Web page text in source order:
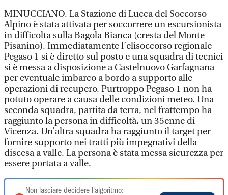
MINUCCIANO. La Stazione di Lucca del Soccorso
Alpino è stata attivata per soccorrere un escursionista
in difficolta sulla Bagola Bianca (cresta del Monte
Pisanino). Immediatamente l’elisoccorso regionale
Pegaso 1 si è diretto sul posto e una squadra di tecnici
si è messa a disposizione a Castelnuovo Garfagnana
per eventuale imbarco a bordo a supporto alle
operazioni di recupero. Purtroppo Pegaso 1 non ha
potuto operare a causa delle condizioni meteo. Una
seconda squadra, partita da terra, nel frattempo ha
raggiunto la persona in difficoltà, un 35enne di
Vicenza. Un’altra squadra ha raggiunto il target per
fornire supporto nei tratti più impegnativi della
discesa a valle. La persona è stata messa sicurezza per
essere portata a valle.
Non lasciare decidere l'algoritmo: